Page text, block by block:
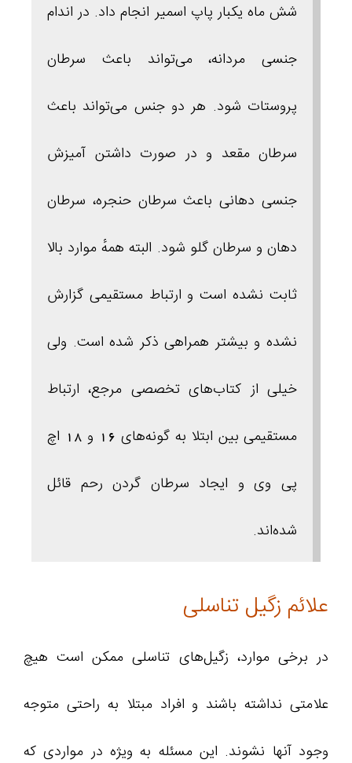
شش ماه یکبار پاپ اسمیر انجام داد. در اندام
جنسی مردانه، می‌تواند باعث سرطان
پروستات شود. هر دو جنس می‌تواند باعث
سرطان مقعد و در صورت داشتن آمیزش
جنسی دهانی باعث سرطان حنجره، سرطان
دهان و سرطان گلو شود. البته همهٔ موارد بالا
ثابت نشده است و ارتباط مستقیمی گزارش
نشده و بیشتر همراهی ذکر شده است. ولی
خیلی از کتاب‌های تخصصی مرجع، ارتباط
مستقیمی بین ابتلا به گونه‌های 16 و 18 اچ‌
پی‌ وی و ایجاد سرطان گردن رحم قائل
شده‌اند.
علائم زگیل تناسلی
در برخی موارد، زگیل‌های تناسلی ممکن است هیچ
علامتی نداشته باشند و افراد مبتلا به راحتی متوجه
وجود آنها نشوند. این مسئله به ویژه در مواردی که